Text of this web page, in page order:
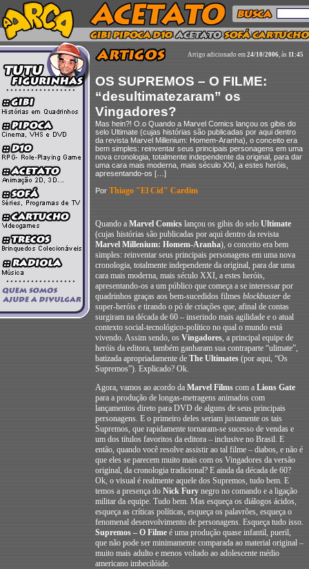
Artigo adicionado em 24/10/2006, às 11:45
OS SUPREMOS – O FILME:
“desultimatezaram” os
Vingadores?
Mas hein?! O.o Quando a Marvel Comics lançou os gibis do
selo Ultimate (cujas histórias são publicadas por aqui dentro
da revista Marvel Millenium: Homem-Aranha), o conceito era
bem simples: reinventar seus principais personagens em uma
nova cronologia, totalmente independente da original, para dar
uma cara mais moderna, mais século XXI, a estes heróis,
apresentando-os […]
Por Thiago "El Cid" Cardim
Quando a Marvel Comics lançou os gibis do selo Ultimate
(cujas histórias são publicadas por aqui dentro da revista
Marvel Millenium: Homem-Aranha), o conceito era bem
simples: reinventar seus principais personagens em uma nova
cronologia, totalmente independente da original, para dar uma
cara mais moderna, mais século XXI, a estes heróis,
apresentando-os a um público que começa a se interessar por
quadrinhos graças aos bem-sucedidos filmes blockbuster de
super-heróis e tirando o pó de criações que, afinal de contas
surgiram na década de 60 – inserindo mais agilidade e o atual
contexto social-tecnológico-político no qual o mundo está
vivendo. Assim sendo, os Vingadores, a principal equipe de
heróis da editora, também ganharam sua contraparte “ulimate”,
batizada apropriadamente de The Ultimates (por aqui, “Os
Supremos”). Explicado? Ok.
Agora, vamos ao acordo da Marvel Films com a Lions Gate
para a produção de longas-metragens animados com
lançamentos direto para DVD de alguns de seus principais
personagens. E o primeiro deles seriam justamente os tais
Supremos, que rapidamente tornaram-se sucesso de vendas e
um dos títulos favoritos da editora – inclusive no Brasil. E
então, quando você resolve assistir ao tal filme – diabos, e não é
que eles se parecem muito mais com os Vingadores da versão
original, da cronologia tradicional? E ainda da década de 60?
Ok, o visual é realmente aquele dos Supremos, tudo bem. E
temos a presença do Nick Fury negro no comando e a ligação
militar da equipe. Tudo bem. Mas esqueça os diálogos ácidos,
esqueça as críticas políticas, esqueça os palavrões, esqueça o
fenomenal desenvolvimento de personagens. Esqueça tudo isso.
Supremos – O Filme é uma produção quase infantil, pueril,
que não pode ser minimamente comparada ao material original –
muito mais adulto e menos voltado ao adolescente médio
americano imbecilóide.